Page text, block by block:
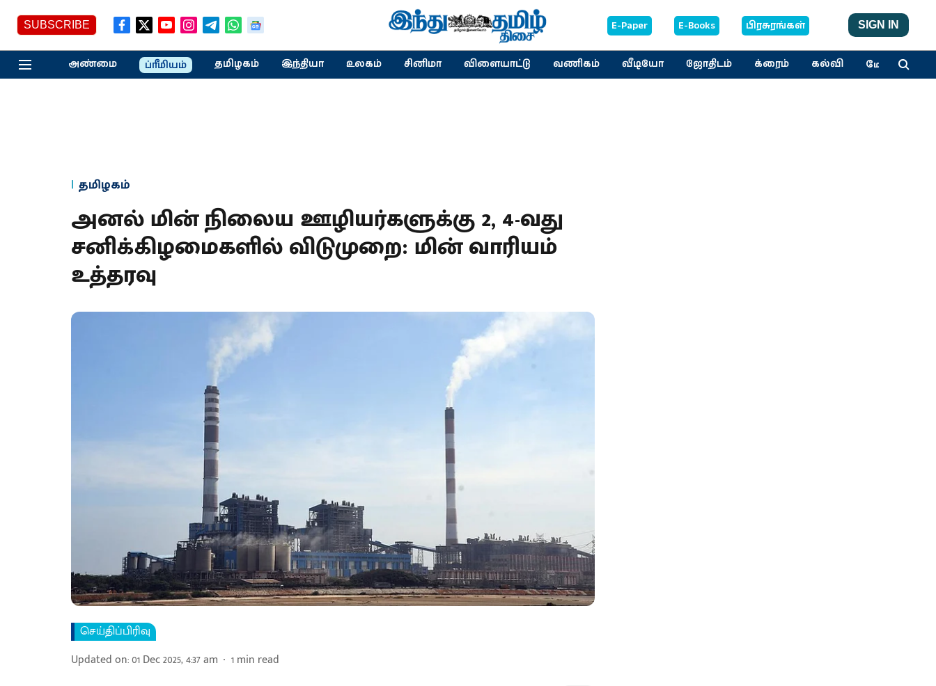
SUBSCRIBE E-Paper E-Books பிரசுரங்கள் SIGN IN
அண்மை ப்ரீமியம் தமிழகம் இந்தியா உலகம் சினிமா விளையாட்டு வணிகம் வீடியோ ஜோதிடம் க்ரைம் கல்வி மேலும்
தமிழகம்
அனல் மின் நிலைய ஊழியர்களுக்கு 2, 4-வது
சனிக்கிழமைகளில் விடுமுறை: மின் வாரியம்
உத்தரவு
செய்திப்பிரிவு
Updated on:01 Dec 2025, 4:37 am 1min read